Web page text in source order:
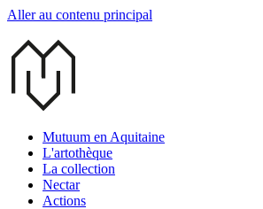
Aller au contenu principal
Mutuum en Aquitaine
L'artothèque
La collection
Nectar
Actions